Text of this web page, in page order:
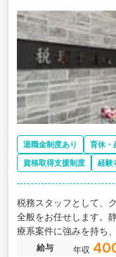
退職金制度あり 育休・
資格取得支援制度
経験
税務スタッフとして、
全般をお任せします。
療系案件に強みを持ち
税理士法人の求人です
給与 年収